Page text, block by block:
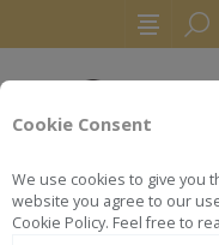
Cookie Consent
We use cookies to give you
website you agree to our
Cookie Policy. Feel free to